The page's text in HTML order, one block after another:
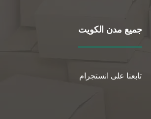
جميع مدن الكويت
تابعنا على انستجرام